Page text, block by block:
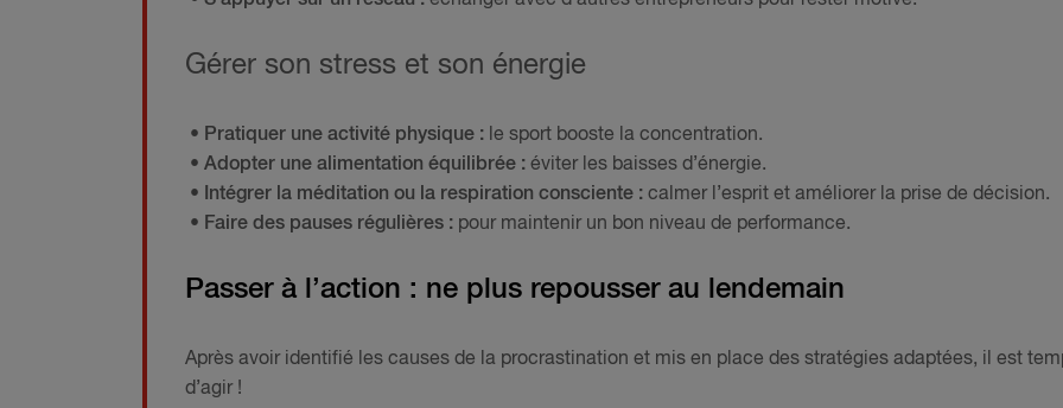
Gérer son stress et son énergie
• Pratiquer une activité physique : le sport booste la concentration.
• Adopter une alimentation équilibrée : éviter les baisses d’énergie.
• Intégrer la méditation ou la respiration consciente : calmer l’esprit et améliorer la prise de décision.
• Faire des pauses régulières : pour maintenir un bon niveau de performance.
Passer à l’action : ne plus repousser au lendemain
Après avoir identifié les causes de la procrastination et mis en place des stratégies adaptées, il est
d’agir !